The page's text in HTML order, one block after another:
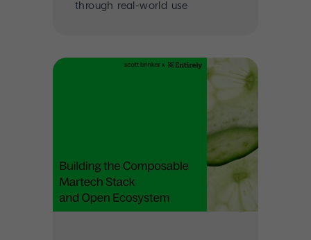
through real-world use